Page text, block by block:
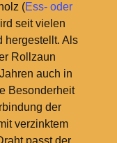
(Ess- oder
seit vielen
hergestellt. Als
Rollzaun
auch in
Besonderheit
der
verzinktem